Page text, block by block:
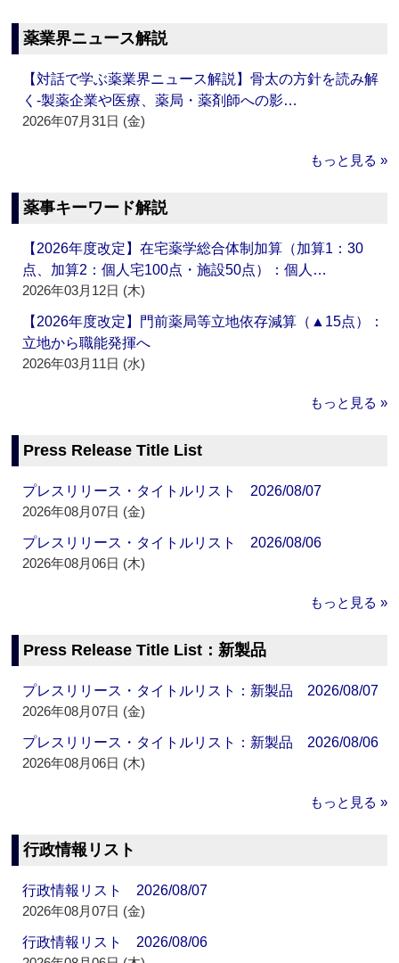
薬業界ニュース解説
【対話で学ぶ薬業界ニュース解説】骨太の方針を読み解
く‐製薬企業や医療、薬局・薬剤師への影…
2026年07月31日 (金)
もっと見る »
薬事キーワード解説
【2026年度改定】在宅薬学総合体制加算（加算1：30
点、加算2：個人宅100点・施設50点）：個人…
2026年03月12日 (木)
【2026年度改定】門前薬局等立地依存減算（▲15点）：
立地から職能発揮へ
2026年03月11日 (水)
もっと見る »
Press Release Title List
プレスリリース・タイトルリスト 2026/08/07
2026年08月07日 (金)
プレスリリース・タイトルリスト 2026/08/06
2026年08月06日 (木)
もっと見る »
Press Release Title List：新製品
プレスリリース・タイトルリスト：新製品 2026/08/07
2026年08月07日 (金)
プレスリリース・タイトルリスト：新製品 2026/08/06
2026年08月06日 (木)
もっと見る »
行政情報リスト
行政情報リスト 2026/08/07
2026年08月07日 (金)
行政情報リスト 2026/08/06